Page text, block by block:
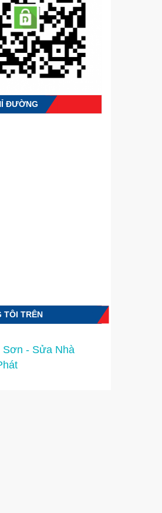
ĐƯỜNG
TÔI TRÊN
Sơn - Sửa Nhà